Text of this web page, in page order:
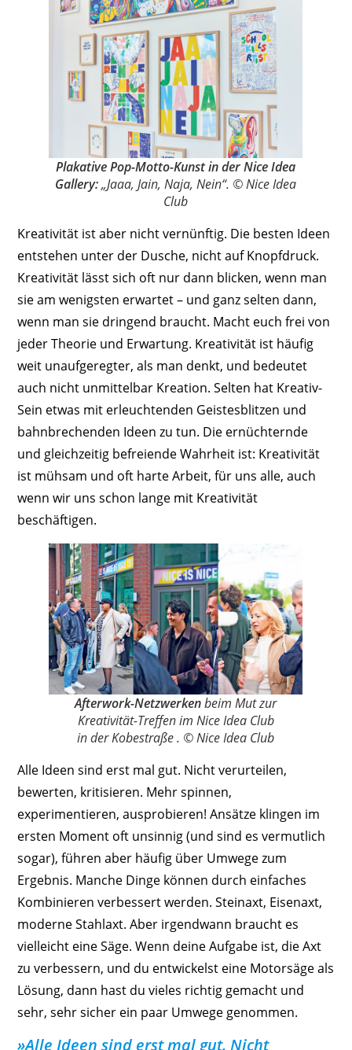
Plakative Pop-Motto-Kunst in der Nice Idea
Gallery:„Jaaa, Jain, Naja, Nein“. © Nice Idea
Club
Kreativität ist aber nicht vernünftig. Die besten Ideen
entstehen unter der Dusche, nicht auf Knopfdruck.
Kreativität lässt sich oft nur dann blicken, wenn man
sie am wenigsten erwartet – und ganz selten dann,
wenn man sie dringend braucht. Macht euch frei von
jeder Theorie und Erwartung. Kreativität ist häufig
weit unaufgeregter, als man denkt, und bedeutet
auch nicht unmittelbar Kreation. Selten hat Kreativ-
Sein etwas mit erleuchtenden Geistesblitzen und
bahnbrechenden Ideen zu tun. Die ernüchternde
und gleichzeitig befreiende Wahrheit ist: Kreativität
ist mühsam und oft harte Arbeit, für uns alle, auch
wenn wir uns schon lange mit Kreativität
beschäftigen.
Afterwork-Netzwerkenbeim Mut zur
Kreativität-Treffen im Nice Idea Club
in der Kobestraße . © Nice Idea Club
Alle Ideen sind erst mal gut. Nicht verurteilen,
bewerten, kritisieren. Mehr spinnen,
experimentieren, ausprobieren! Ansätze klingen im
ersten Moment oft unsinnig (und sind es vermutlich
sogar), führen aber häufig über Umwege zum
Ergebnis. Manche Dinge können durch einfaches
Kombinieren verbessert werden. Steinaxt, Eisenaxt,
moderne Stahlaxt. Aber irgendwann braucht es
vielleicht eine Säge. Wenn deine Aufgabe ist, die Axt
zu verbessern, und du entwickelst eine Motorsäge als
Lösung, dann hast du vieles richtig gemacht und
sehr, sehr sicher ein paar Umwege genommen.
»Alle Ideen sind erst mal gut. Nicht